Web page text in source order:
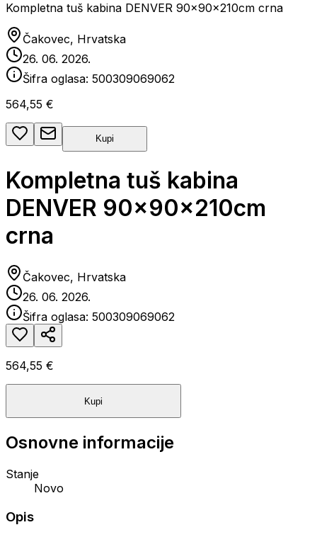
Kompletna tuš kabina DENVER 90x90x210cm crna
Čakovec, Hrvatska
26. 06. 2026.
Šifra oglasa: 500309069062
564,55 €
Kupi
Kompletna tuš kabina
DENVER 90x90x210cm
crna
Čakovec, Hrvatska
26. 06. 2026.
Šifra oglasa: 500309069062
564,55 €
Kupi
Osnovne informacije
Stanje
Novo
Opis